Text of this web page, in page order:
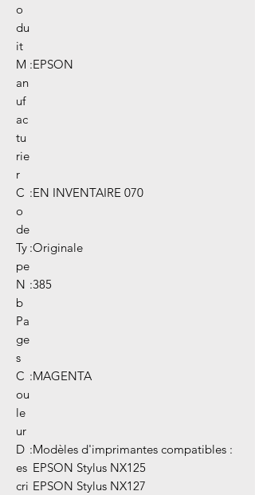
o
du
it
M
an
uf
ac
tu
rie
r
:EPSON
C
o
de
:EN INVENTAIRE 070
Ty
pe
:Originale
N
b
Pa
ge
s
:385
C
ou
le
ur
:MAGENTA
D
es
cri
:Modèles d'imprimantes compatibles :
EPSON Stylus NX125
EPSON Stylus NX127